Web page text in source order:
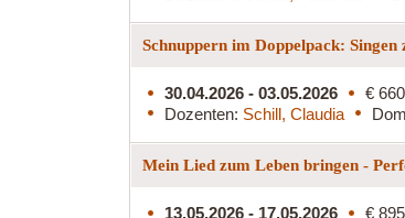
Schnuppern im Doppelpack: Singen
30.04.2026 - 03.05.2026
€
Dozenten: Schill, Claudia
Mein Lied zum Leben bringen -
13.05.2026 - 17.05.2026
€